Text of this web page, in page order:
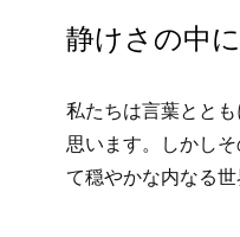
静けさの中
私たちは言葉とと
思います。しかし
て穏やかな内なる